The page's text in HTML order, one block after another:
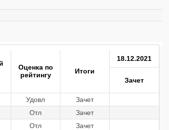
Оценка по
рейтингу
Итоги
18.12.2021
Зачет
Удовл
Зачет
Отл
Зачет
Отл
Зачет